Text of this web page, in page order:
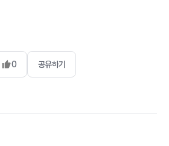
0 공유하기